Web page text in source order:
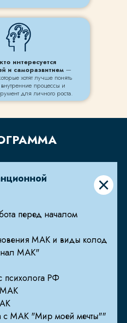
интересуется
и саморазвитием —
хотят лучше понять
процессы и
для личного роста.
перед началом
МАК и виды колод
МАК"
психолога РФ
с МАК "Мир моей мечты""